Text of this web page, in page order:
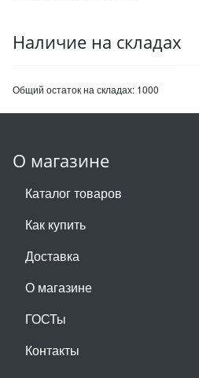
Наличие на складах
Общий остаток на складах: 1000
О магазине
Каталог товаров
Как купить
Доставка
О магазине
ГОСТы
Контакты